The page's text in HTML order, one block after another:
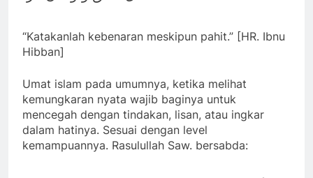
“Katakanlah kebenaran meskipun pahit.” [HR. Ibnu
Hibban]
Umat islam pada umumnya, ketika melihat
kemungkaran nyata wajib baginya untuk
mencegah dengan tindakan, lisan, atau ingkar
dalam hatinya. Sesuai dengan level
kemampuannya. Rasulullah Saw. bersabda: